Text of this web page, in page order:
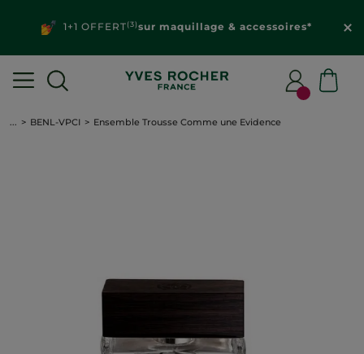
1+1 OFFERT(3)sur maquillage & accessoires*
... BENL-VPCI Ensemble Trousse Comme une Evidence